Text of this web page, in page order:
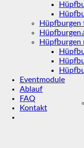
Hüpfburgen
Hüpfburgen
Hüpfburgen
Eventmodule
Ablauf
FAQ
Kontakt